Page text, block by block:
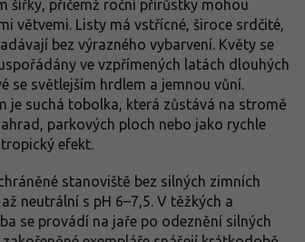
šířky, přičemž roční přírůstky mohou
větvemi. Listy má vstřícné, široce srdčité,
bez výrazného vybarvení. Květy se
ve vzpřímených latách dlouhých
se světlejším hrdlem a jemnou vůní.
je suchá tobolka, která zůstává na stromě
parkových ploch nebo jako rychle
efekt.
stanoviště bez silných zimních
neutrální s pH 6–7,5. V těžkých a
se provádí na jaře po odeznění silných